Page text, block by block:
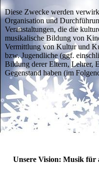
Diese Zwecke werden
Organisation und
Veranstaltungen, die die
musikalische Bildung von
Vermittlung von Kultur und
bzw. Jugendliche (ggf.
Bildung derer Eltern, Lehrer,
Gegenstand haben (im
Unsere Vision: Musik für